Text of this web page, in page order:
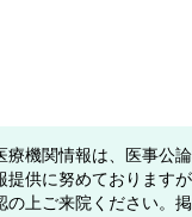
療機関情報は、医事公
提供に努めております
の上ご来院ください。